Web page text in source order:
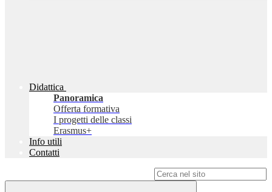
Didattica
Panoramica
Offerta formativa
I progetti delle classi
Erasmus+
Info utili
Contatti